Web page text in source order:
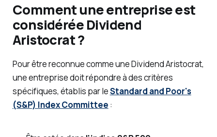
Comment une entreprise est
considérée Dividend
Aristocrat ?
Pour être reconnue comme une Dividend Aristocrat,
une entreprise doit répondre à des critères
spécifiques, établis par leStandard and Poor's
(S&P) Index Committee :